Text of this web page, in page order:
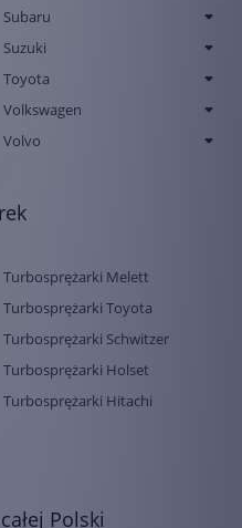
Subaru
Suzuki
Toyota
Volkswagen
Volvo
Turbosprężarki Melett
Turbosprężarki Toyota
Turbosprężarki Schwitzer
Turbosprężarki Holset
Turbosprężarki Hitachi
Polski